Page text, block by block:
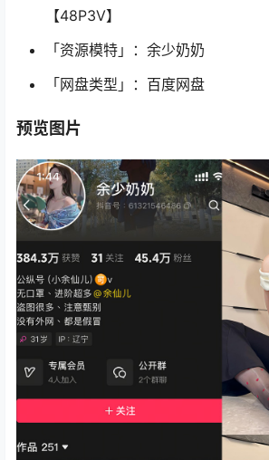
【48P3V】
「资源模特」：余少奶奶
「网盘类型」：百度网盘
预览图片